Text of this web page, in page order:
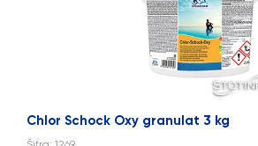
Chlor Schock Oxy granulat 3 kg